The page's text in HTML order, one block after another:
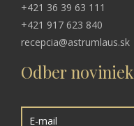
+421 36 39 63 111
+421 917 623 840
recepcia@astrumlaus.sk
Odber noviniek